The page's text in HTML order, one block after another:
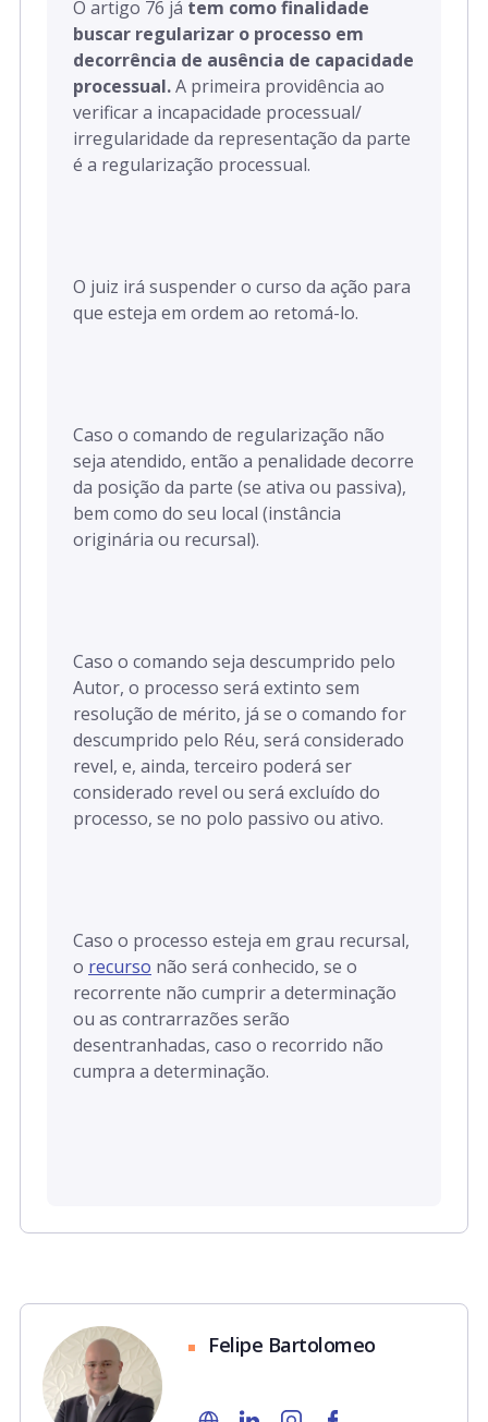
O artigo 76 já tem como finalidade
buscar regularizar o processo em
decorrência de ausência de capacidade
processual.A primeira providência ao
verificar a incapacidade processual/
irregularidade da representação da parte
é a regularização processual.
O juiz irá suspender o curso da ação para
que esteja em ordem ao retomá-lo.
Caso o comando de regularização não
seja atendido, então a penalidade decorre
da posição da parte (se ativa ou passiva),
bem como do seu local (instância
originária ou recursal).
Caso o comando seja descumprido pelo
Autor, o processo será extinto sem
resolução de mérito, já se o comando for
descumprido pelo Réu, será considerado
revel, e, ainda, terceiro poderá ser
considerado revel ou será excluído do
processo, se no polo passivo ou ativo.
Caso o processo esteja em grau recursal,
o recurso não será conhecido, se o
recorrente não cumprir a determinação
ou as contrarrazões serão
desentranhadas, caso o recorrido não
cumpra a determinação.
Felipe Bartolomeo